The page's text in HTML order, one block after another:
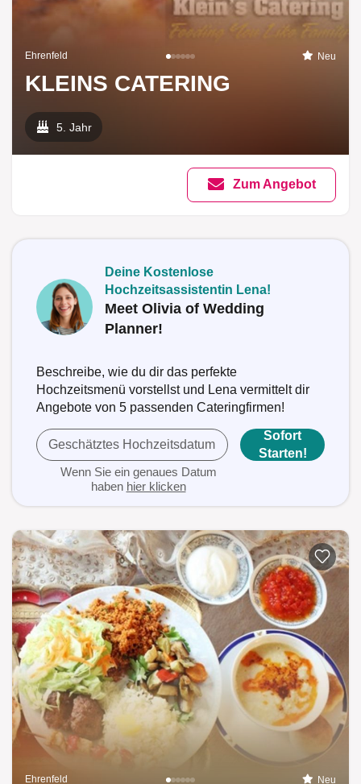
Ehrenfeld Neu
KLEINS CATERING
5. Jahr
Zum Angebot
Deine Kostenlose
Hochzeitsassistentin Lena!
Meet Olivia of Wedding
Planner!
Beschreibe, wie du dir das perfekte
Hochzeitsmenü vorstellst und Lena vermittelt dir
Angebote von 5 passenden Cateringfirmen!
Geschätztes Hochzeitsdatum
Wenn Sie ein genaues Datum
haben hier klicken
Sofort
Starten!
Ehrenfeld Neu